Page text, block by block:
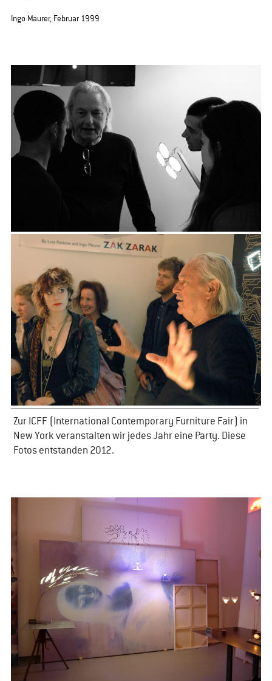
​Ingo Maurer, Februar 1999
​Zur ICFF (International Contemporary Furniture Fair) in
New York veranstalten wir jedes Jahr eine Party. Diese
Fotos entstanden 2012.